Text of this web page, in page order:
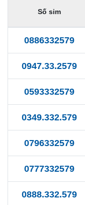
Số sim
0886332579
0947.33.2579
0593332579
0349.332.579
0796332579
0777332579
0888.332.579